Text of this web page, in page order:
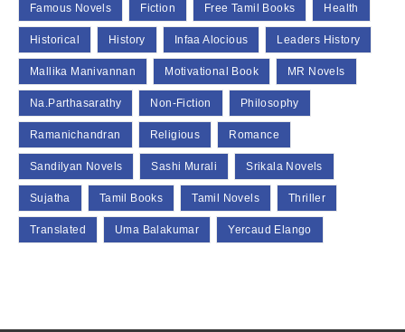
Famous Novels Fiction Free Tamil Books Health
Historical History Infaa Alocious Leaders History
Mallika Manivannan Motivational Book MR Novels
Na.Parthasarathy Non-Fiction Philosophy
Ramanichandran Religious Romance
Sandilyan Novels Sashi Murali Srikala Novels
Sujatha Tamil Books Tamil Novels Thriller
Translated Uma Balakumar Yercaud Elango